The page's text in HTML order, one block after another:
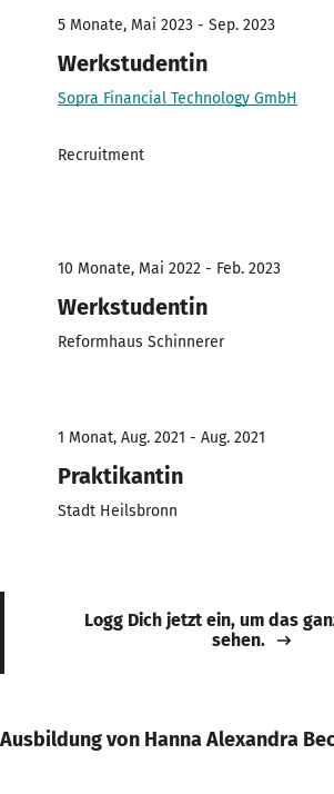
5 Monate, Mai 2023 - Sep. 2023
Werkstudentin
Sopra Financial Technology GmbH
Recruitment
10 Monate, Mai 2022 - Feb. 2023
Werkstudentin
Reformhaus Schinnerer
1 Monat, Aug. 2021 - Aug. 2021
Praktikantin
Stadt Heilsbronn
Logg Dich jetzt ein, um das
sehen.
Ausbildung von Hanna Alexandra